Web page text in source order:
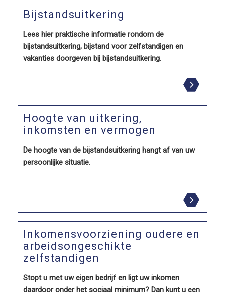
Bijstandsuitkering
Lees hier praktische informatie rondom de
bijstandsuitkering, bijstand voor zelfstandigen en
vakanties doorgeven bij bijstandsuitkering.
Hoogte van uitkering,
inkomsten en vermogen
De hoogte van de bijstandsuitkering hangt af van uw
persoonlijke situatie.
Inkomensvoorziening oudere en
arbeidsongeschikte
zelfstandigen
Stopt u met uw eigen bedrijf en ligt uw inkomen
daardoor onder het sociaal minimum? Dan kunt u een